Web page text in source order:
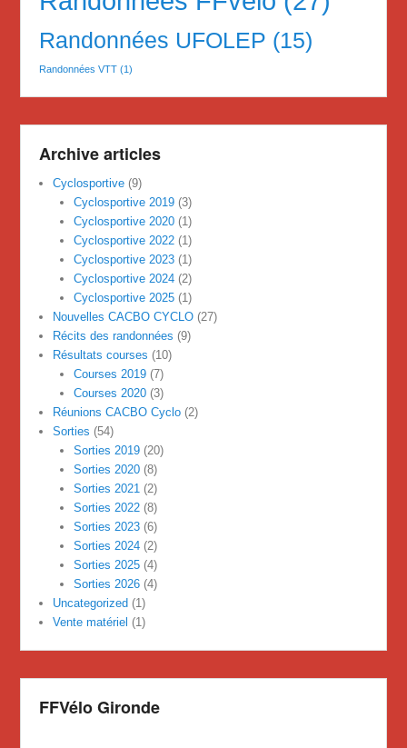
Randonnées UFOLEP (15)
Randonnées VTT (1)
Archive articles
Cyclosportive (9)
Cyclosportive 2019(3)
Cyclosportive 2020(1)
Cyclosportive 2022(1)
Cyclosportive 2023(1)
Cyclosportive 2024(2)
Cyclosportive 2025(1)
Nouvelles CACBO CYCLO (27)
Récits des randonnées (9)
Résultats courses (10)
Courses 2019(7)
Courses 2020(3)
Réunions CACBO Cyclo (2)
Sorties (54)
Sorties 2019(20)
Sorties 2020(8)
Sorties 2021(2)
Sorties 2022(8)
Sorties 2023(6)
Sorties 2024(2)
Sorties 2025(4)
Sorties 2026(4)
Uncategorized (1)
Vente matériel (1)
FFVélo Gironde